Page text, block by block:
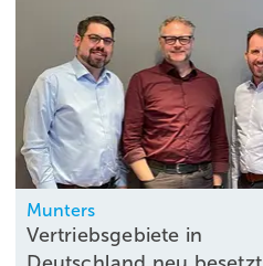
Munters
Vertriebsgebiete in